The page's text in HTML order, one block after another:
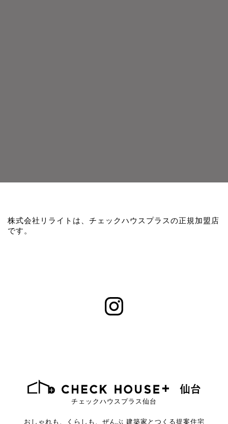
株式会社リライトは、チェックハウスプラスの正規加盟店
です。
チェックハウスプラス仙台
おしゃれも、くらしも、ぜんぶ 建築家とつくる提案住宅